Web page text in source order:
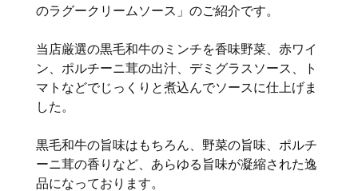
のラグークリームソース」のご紹介です。
当店厳選の黒毛和牛のミンチを香味野菜、赤ワイ
ン、ポルチーニ茸の出汁、デミグラスソース、ト
マトなどでじっくりと煮込んでソースに仕上げま
した。
黒毛和牛の旨味はもちろん、野菜の旨味、ポルチ
ーニ茸の香りなど、あらゆる旨味が凝縮された逸
品になっております。